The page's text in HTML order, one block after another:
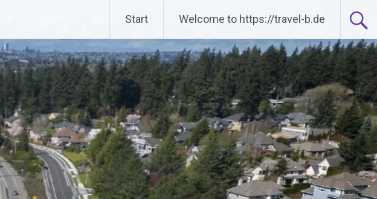
Start Welcome to https://travel-b.de